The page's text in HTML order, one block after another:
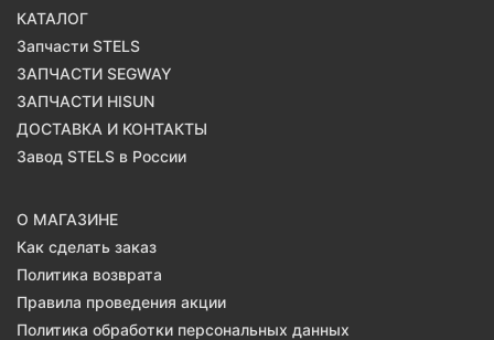
КАТАЛОГ
Запчасти STELS
ЗАПЧАСТИ SEGWAY
ЗАПЧАСТИ HISUN
ДОСТАВКА И КОНТАКТЫ
Завод STELS в России
О МАГАЗИНЕ
Как сделать заказ
Политика возврата
Правила проведения акции
Политика обработки персональных данных